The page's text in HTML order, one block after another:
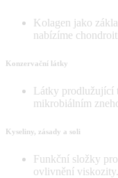
Kolagen jako
nabízíme
Konzervační látky
Látky prodlužující
mikrobiálním
Kyseliny, zásady a soli
Funkční složky
ovlivnění viskozity.